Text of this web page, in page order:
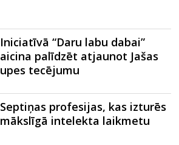
Iniciatīvā “Daru labu dabai”
aicina palīdzēt atjaunot Jašas
upes tecējumu
Septiņas profesijas, kas izturēs
mākslīgā intelekta laikmetu